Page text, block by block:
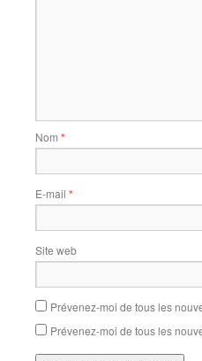
Nom *
E-mail *
Site web
Prévenez-moi de tous les
Prévenez-moi de tous les